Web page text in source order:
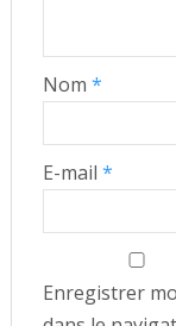
Nom *
E-mail *
Enregistrer